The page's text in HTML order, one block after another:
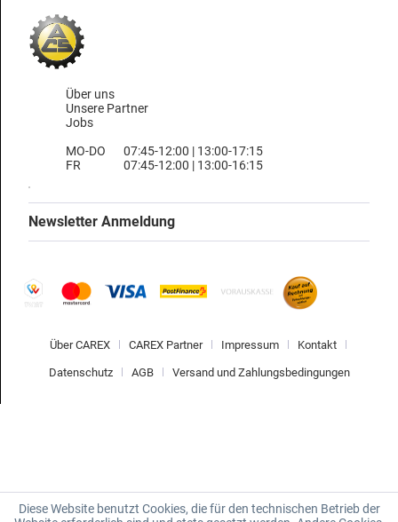
Über uns
Unsere Partner
Jobs
MO-DO
FR
07:45-12:00 | 13:00-17:15
07:45-12:00 | 13:00-16:15
Newsletter Anmeldung
Über CAREX CAREX Partner Impressum Kontakt
Datenschutz AGB Versand und Zahlungsbedingungen
Diese Website benutzt Cookies, die für den technischen Betrieb der